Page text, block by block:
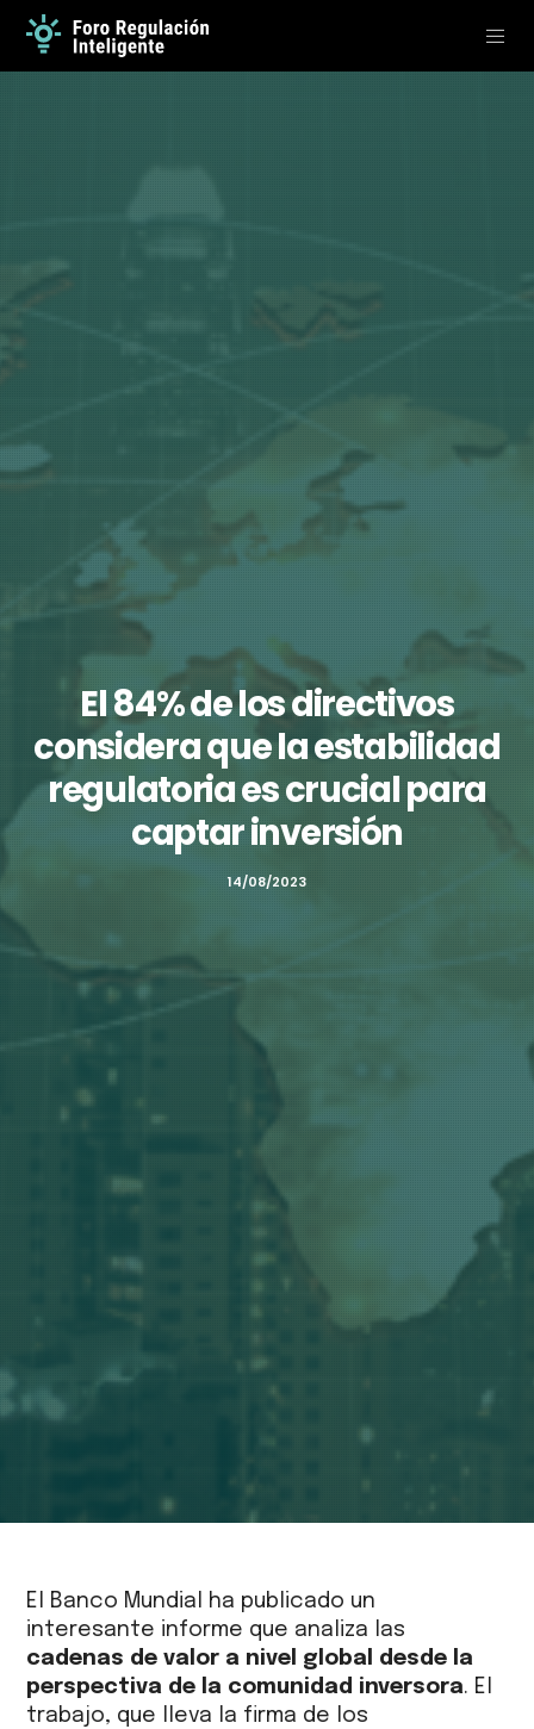
El 84% de los directivos
considera que la estabilidad
regulatoria es crucial para
captar inversión
14/08/2023
El Banco Mundial ha publicado un
interesante informe que analiza las
cadenas de valor a nivel global desde la
perspectiva de la comunidad inversora. El
trabajo, que lleva la firma de los